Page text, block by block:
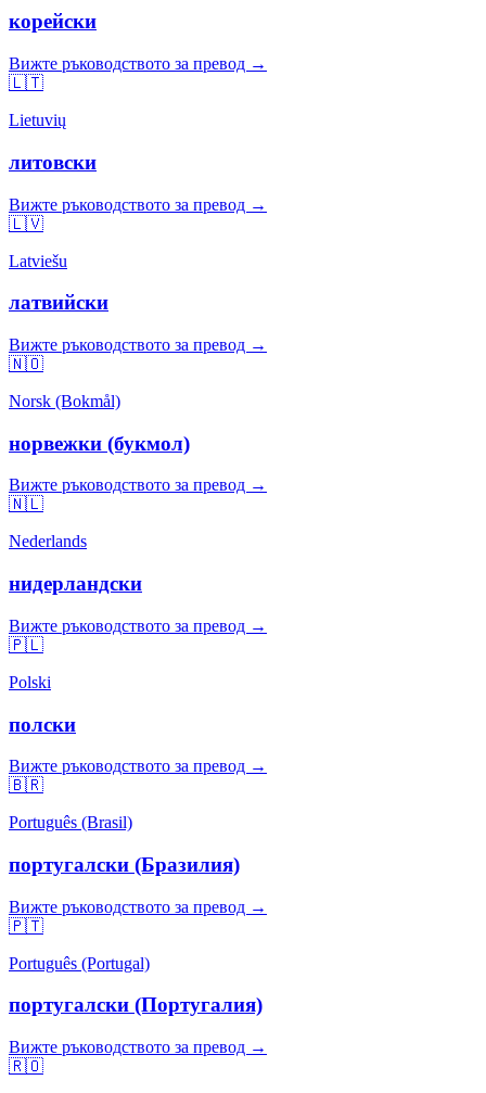
корейски
Вижте ръководството за превод →
🇱🇹
Lietuvių
литовски
Вижте ръководството за превод →
🇱🇻
Latviešu
латвийски
Вижте ръководството за превод →
🇳🇴
Norsk (Bokmål)
норвежки (букмол)
Вижте ръководството за превод →
🇳🇱
Nederlands
нидерландски
Вижте ръководството за превод →
🇵🇱
Polski
полски
Вижте ръководството за превод →
🇧🇷
Português (Brasil)
португалски (Бразилия)
Вижте ръководството за превод →
🇵🇹
Português (Portugal)
португалски (Португалия)
Вижте ръководството за превод →
🇷🇴